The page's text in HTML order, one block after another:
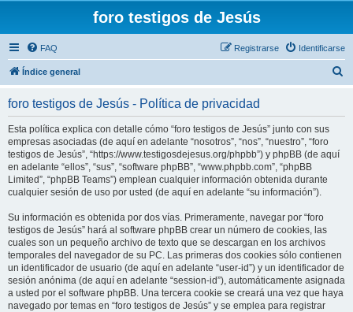
foro testigos de Jesús
FAQ Identificarse
Registrarse
Índice general
foro testigos de Jesús - Política de privacidad
Esta política explica con detalle cómo “foro testigos de Jesús” junto con sus
empresas asociadas (de aquí en adelante “nosotros”, “nos”, “nuestro”, “foro
testigos de Jesús”, “https://www.testigosdejesus.org/phpbb”) y phpBB (de aquí
en adelante “ellos”, “sus”, “software phpBB”, “www.phpbb.com”, “phpBB
Limited”, “phpBB Teams”) emplean cualquier información obtenida durante
cualquier sesión de uso por usted (de aquí en adelante “su información”).
Su información es obtenida por dos vías. Primeramente, navegar por “foro
testigos de Jesús” hará al software phpBB crear un número de cookies, las
cuales son un pequeño archivo de texto que se descargan en los archivos
temporales del navegador de su PC. Las primeras dos cookies sólo contienen
un identificador de usuario (de aquí en adelante “user-id”) y un identificador de
sesión anónima (de aquí en adelante “session-id”), automáticamente asignada
a usted por el software phpBB. Una tercera cookie se creará una vez que haya
navegado por temas en “foro testigos de Jesús” y se emplea para registrar